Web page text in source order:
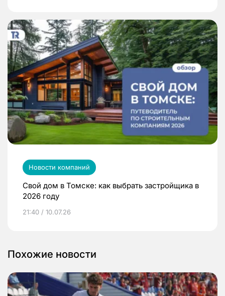
Новости компаний
Свой дом в Томске: как выбрать застройщика в
2026 году
21:40 / 10.07.26
Похожие новости